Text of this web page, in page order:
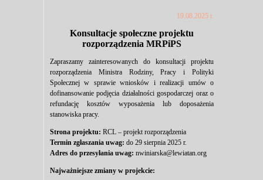
19.08.2025 r.
Konsultacje społeczne projektu
rozporządzenia MRPiPS
Zapraszamy zainteresowanych do konsultacji projektu
rozporządzenia Ministra Rodziny, Pracy i Polityki
Społecznej w sprawie wniosków i realizacji umów o
dofinansowanie podjęcia działalności gospodarczej oraz o
refundację kosztów wyposażenia lub doposażenia
stanowiska pracy.
Strona projektu: RCL – projekt rozporządzenia
Termin zgłaszania uwag: do 29 sierpnia 2025 r.
Adres do przesyłania uwag: nwiniarska@lewiatan.org
Najważniejsze zmiany w projekcie: